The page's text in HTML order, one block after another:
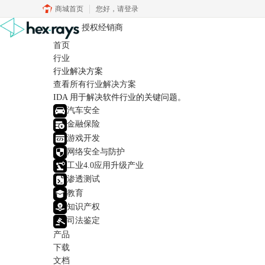
商城首页 您好， 请登录
授权经销商
首页
行业
行业解决方案
查看所有行业解决方案
IDA 用于解决软件行业的关键问题。
汽车安全
金融保险
游戏开发
网络安全与防护
工业4.0应用升级产业
渗透测试
教育
知识产权
司法鉴定
产品
下载
文档